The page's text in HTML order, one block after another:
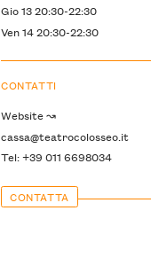
Gio 13 20:30-22:30
Ven 14 20:30-22:30
CONTATTI
Website ↝
cassa@teatrocolosseo.it
Tel: +39 011 6698034
CONTATTA